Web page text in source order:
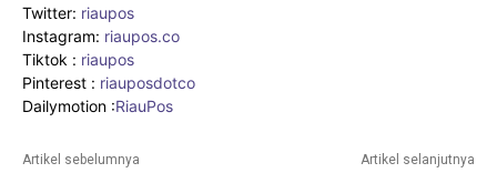
Twitter: riaupos
Instagram: riaupos.co
Tiktok : riaupos
Pinterest : riauposdotco
Dailymotion :RiauPos
Artikel sebelumnya Artikel selanjutnya